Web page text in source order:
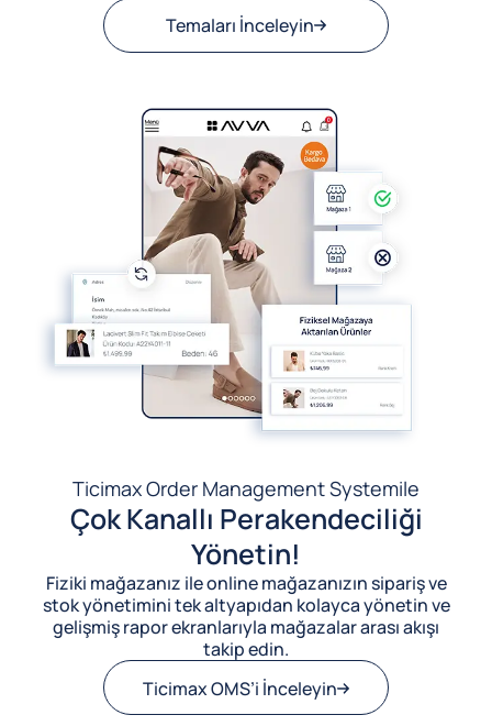
Temaları İnceleyin
Ticimax Order Management Systemile
Çok Kanallı Perakendeciliği
Yönetin!
Fiziki mağazanız ile online mağazanızın sipariş ve
stok yönetimini tek altyapıdan kolayca yönetin ve
gelişmiş rapor ekranlarıyla mağazalar arası akışı
takip edin.
Ticimax OMS’i İnceleyin